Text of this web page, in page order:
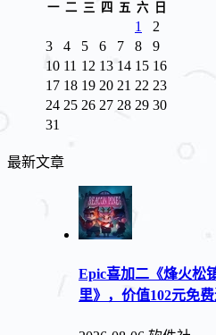
一 二 三 四 五 六 日
1
2
3
4 5 6 7 8
9
10 11 12 13 14 15 16
17 18 19 20 21 22 23
24 25 26 27 28 29 30
31
最新文章
Epic喜加二《烽火松
里》，价值102元免费